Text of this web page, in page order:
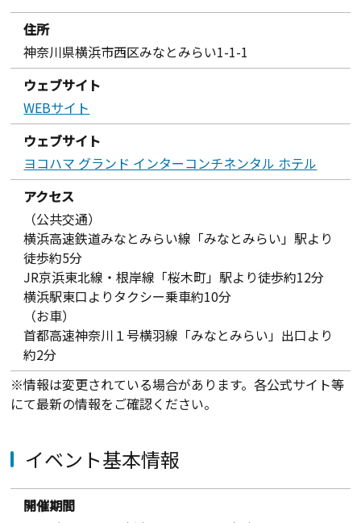
住所
神奈川県横浜市西区みなとみらい1-1-1
ウェブサイト
WEBサイト
ウェブサイト
ヨコハマ グランド インターコンチネンタル ホテル
アクセス
（公共交通）
横浜高速鉄道みなとみらい線「みなとみらい」駅より
徒歩約5分
JR京浜東北線・根岸線「桜木町」駅より徒歩約12分
横浜駅東口よりタクシー乗車約10分
（お車）
首都高速神奈川１号横羽線「みなとみらい」出口より
約2分
※情報は変更されている場合があります。各公式サイト等
にて最新の情報をご確認ください。
イベント基本情報
開催期間